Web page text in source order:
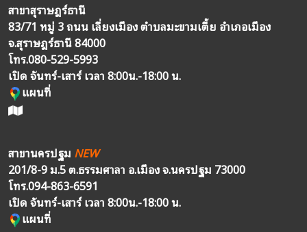
สาขาสุราษฎร์ธานี
83/71 หมู่ 3 ถนน เลี่ยงเมือง ตำบลมะขามเตี้ย อำเภอเมือง
จ.สุราษฎร์ธานี 84000
โทร.080-529-5993
เปิด จันทร์-เสาร์ เวลา 8:00น.-18:00 น.
แผนที่
สาขานครปฐม NEW
201/8-9 ม.5 ต.ธรรมศาลา อ.เมือง จ.นครปฐม 73000
โทร.094-863-6591
เปิด จันทร์-เสาร์ เวลา 8:00น.-18:00 น.
แผนที่